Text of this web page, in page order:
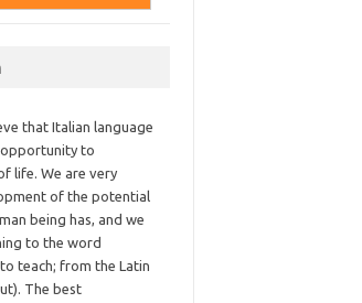
that Italian language
opportunity to
life. We are very
of the potential
being has, and we
to the word
teach; from the Latin
The best